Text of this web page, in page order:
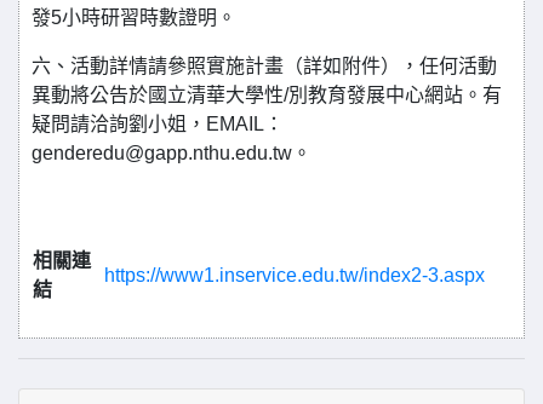
發5小時研習時數證明。
六、活動詳情請參照實施計畫（詳如附件），任何活動
異動將公告於國立清華大學性/別教育發展中心網站。有
疑問請洽詢劉小姐，EMAIL：
genderedu@gapp.nthu.edu.tw。
相關連
結
https://www1.inservice.edu.tw/index2-3.aspx